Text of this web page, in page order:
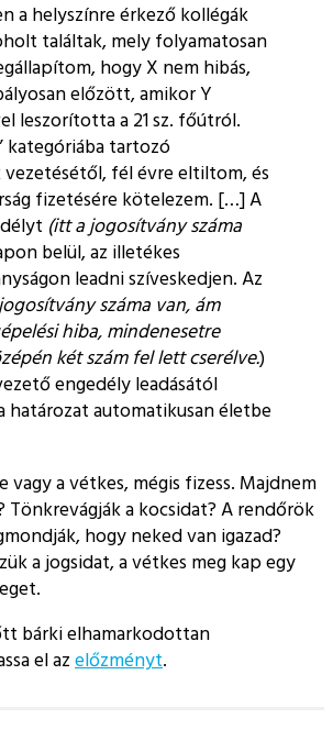
a helyszínre érkező kollégák
találtak, mely folyamatosan
hogy X nem hibás,
előzött, amikor Y
leszorította a 21 sz. főútról.
kategóriába tartozó
fél évre eltiltom, és
fizetésére kötelezem. […] A
(itt a jogosítvány száma
belül, az illetékes
leadni szíveskedjen. Az
száma van, ám
hiba, mindenesetre
két szám fel lett cserélve.)
engedély leadásától
határozat automatikusan életbe
vagy a vétkes, mégis fizess. Majdnem
Tönkrevágják a kocsidat? A rendőrök
hogy neked van igazad?
a jogsidat, a vétkes meg kap egy
bárki elhamarkodottan
el az előzményt.